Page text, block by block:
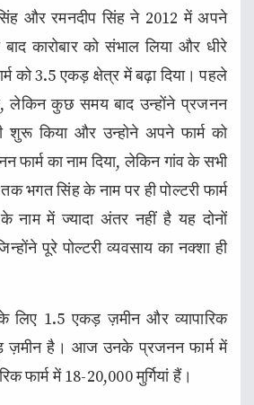
सिंह और रमनदीप सिंह ने 2012 में अपने
कारोबार को संभाल लिया और धीरे
को 3.5 एकड़ क्षेत्र में बढ़ा दिया। पहले
लेकिन कुछ समय बाद उन्होंने प्रजनन
शुरू किया और उन्होने अपने फार्म को
फार्म का नाम दिया, लेकिन गांव के सभी
भगत सिंह के नाम पर ही पोल्टरी फार्म
नाम में ज्यादा अंतर नहीं है यह दोनों
पूरे पोल्टरी व्यवसाय का नक्शा ही
1.5 एकड़ ज़मीन और व्यापारिक
ज़मीन है। आज उनके प्रजनन फार्म में
फार्म में 18-20,000 मुर्गियां हैं।